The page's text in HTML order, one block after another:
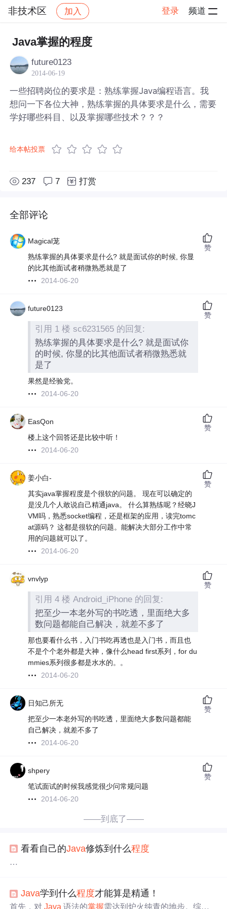
非技术区 加入 登录 频道
社区 非技术区
Java掌握的程度
future0123
2014-06-19
一些招聘岗位的要求是：熟练掌握Java编程语言。我
想问一下各位大神，熟练掌握的具体要求是什么，需要
学好哪些科目、以及掌握哪些技术？？？
给本帖投票
237 7 打赏
全部评论
Magical茏
熟练掌握的具体要求是什么? 就是面试你的时候, 你显
的比其他面试者稍微熟悉就是了
2014-06-20
赞
future0123
引用 1 楼 sc6231565 的回复:
熟练掌握的具体要求是什么? 就是面试你
的时候, 你显的比其他面试者稍微熟悉就
是了
果然是经验党。
2014-06-20
赞
EasQon
楼上这个回答还是比较中听！
2014-06-20
赞
姜小白-
其实java掌握程度是个很软的问题。 现在可以确定的
是没几个人敢说自己精通java。 什么算熟练呢？经晓J
VM吗，熟悉socket编程，还是框架的应用，读完tomc
at源码？ 这都是很软的问题。能解决大部分工作中常
用的问题就可以了。
2014-06-20
赞
vnvlyp
引用 4 楼 Android_iPhone 的回复:
把至少一本老外写的书吃透，里面绝大多
数问题都能自己解决，就差不多了
那也要看什么书，入门书吃再透也是入门书，而且也
不是个个老外都是大神，像什么head first系列，for du
mmies系列很多都是水水的。。
2014-06-20
赞
日知己所无
把至少一本老外写的书吃透，里面绝大多数问题都能
自己解决，就差不多了
2014-06-20
赞
shpery
笔试面试的时候我感觉很少问常规问题
2014-06-20
赞
——到底了——
看看自己的Java修炼到什么程度
Java学到什么程度才能算是精通！
首先，对Java 语法的掌握需达到炉火纯青的地步。综上